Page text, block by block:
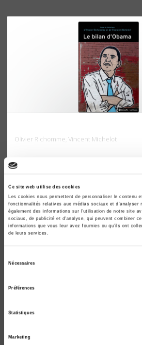
Ce site web utilise des cookies
Les cookies nous permettent de personnaliser le contenu
fonctionnalités relatives aux médias sociaux et d'analyser
également des informations sur l'utilisation de notre site
sociaux, de publicité et d'analyse, qui peuvent combiner
informations que vous leur avez fournies ou qu'ils ont
de leurs services.
Nécessaires
Préférences
Statistiques
Marketing
Olivier Richomme, Vincent Michelot
L'Amérique illibérale de Trump